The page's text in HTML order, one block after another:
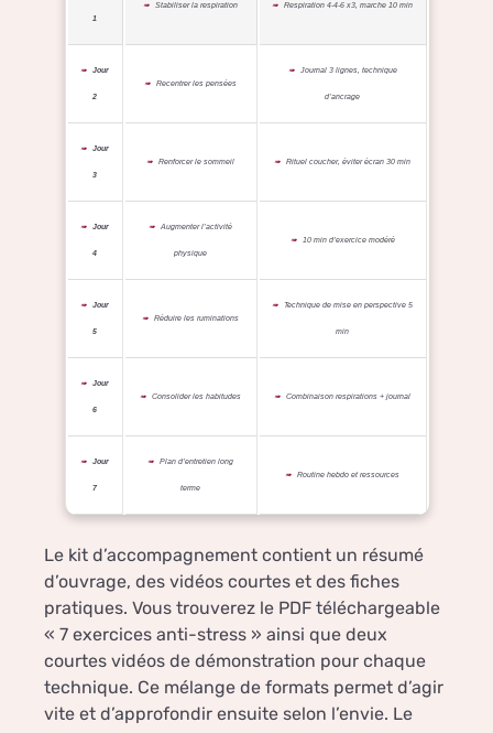
1
Stabiliser la respiration Respiration 4-4-6 x3, marche 10 min
Jour
2
Recentrer les pensées
Journal 3 lignes, technique
d’ancrage
Jour
3
Renforcer le sommeil Rituel coucher, éviter écran 30 min
Jour
4
Augmenter l’activité
physique
10 min d’exercice modéré
Jour
5
Réduire les ruminations
Technique de mise en perspective 5
min
Jour
6
Consolider les habitudes Combinaison respirations + journal
Jour
7
Plan d’entretien long
terme
Routine hebdo et ressources
Le kit d’accompagnement contient un résumé
d’ouvrage, des vidéos courtes et des fiches
pratiques. Vous trouverez le PDF téléchargeable
« 7 exercices anti-stress » ainsi que deux
courtes vidéos de démonstration pour chaque
technique. Ce mélange de formats permet d’agir
vite et d’approfondir ensuite selon l’envie. Le